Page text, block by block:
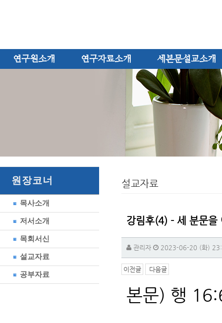
연구원소개 연구자료소개 세본문설교소개
원장코너
목사소개
저서소개
목회서신
설교자료
공부자료
설교자료
강림후(4) - 세 분문을
관리자 2023-06-20 (화)
이전글 다음글
본문) 행